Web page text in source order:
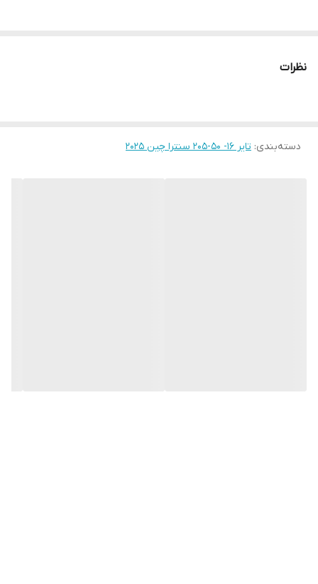
نظرات
دسته‌بندی: تایر ۱۶- ۵۰-205 سنترا چین ۲۰۲۵